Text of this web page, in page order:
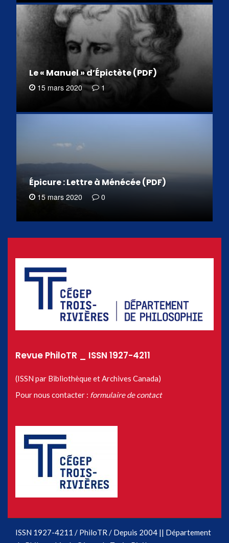
Le « Manuel » d’Épictète (PDF)
15 mars 2020 1
Épicure : Lettre à Ménécée (PDF)
15 mars 2020 0
Revue PhiloTR _ ISSN 1927-4211
(ISSN par Bibliothèque et Archives Canada)
Pour nous contacter : formulaire de contact
ISSN 1927-4211 / PhiloTR / Depuis 2004 || Département